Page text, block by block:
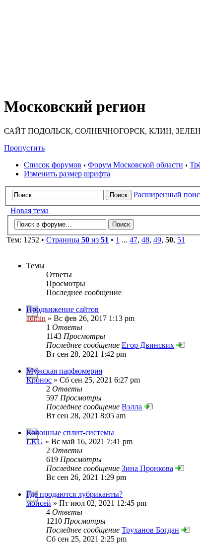
Московский регион
САЙТ ПОДОЛЬСК, СОЛНЕЧНОГОРСК, КЛИН,
Пропустить
Список форумов ‹ Форум Московской области ‹
Изменить размер шрифта
Расширенный
Новая тема
Тем: 1252 • Страница 50 из 51 • 1 ... 47, 48, 49, 50, 51
Темы
Ответы
Просмотры
Последнее сообщение
Продвижение сайтов
admin » Вс фев 26, 2017 1:13 pm
1 Ответы
1143 Просмотры
Последнее сообщение Егор Двинских
Вт сен 28, 2021 1:42 pm
Мужская парфюмерия
Кронос » Сб сен 25, 2021 6:27 pm
2 Ответы
597 Просмотры
Последнее сообщение Вэлла
Вт сен 28, 2021 8:05 am
Колонные сплит-системы
LKG » Вс май 16, 2021 7:41 pm
2 Ответы
619 Просмотры
Последнее сообщение Зина Пронкова
Вс сен 26, 2021 1:29 pm
Где продаются лубриканты?
моисей » Пт июл 02, 2021 12:45 pm
4 Ответы
1210 Просмотры
Последнее сообщение Труханов Богдан
Сб сен 25, 2021 2:25 pm